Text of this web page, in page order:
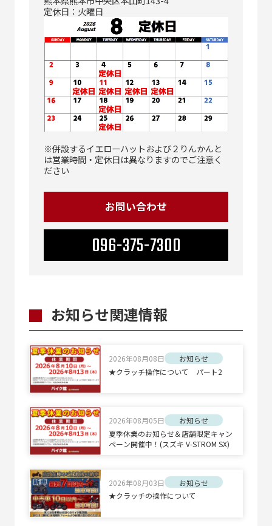
定休日：火曜日
※併設するイエローハットおよび２りんかんと
は営業時間・定休日は異なりますのでご注意く
ださい
お問い合わせ
096-375-7300
お知らせ関連情報
2026年08月08日
お知らせ
★クラッチ操作について パート2
2026年08月05日
お知らせ
夏季休業のお知らせ＆店舗限定キャン
ペーン開催中！(スズキ V-STROM SX)
2026年08月03日
お知らせ
★クラッチの操作について